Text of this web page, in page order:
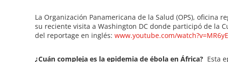
La Organización Panamericana de la Salud (OPS), oficina
su reciente visita a Washington DC donde participó de la
del reportage en inglés: www.youtube.com/
¿Cuán compleja es la epidemia de ébola en África? Esta